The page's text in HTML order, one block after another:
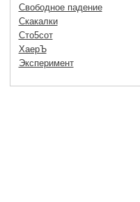
Свободное падение
Скакалки
Сто5сот
ХаерЪ
Эксперимент